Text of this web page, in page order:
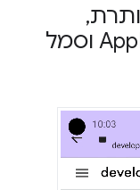
,
Bar וסמל